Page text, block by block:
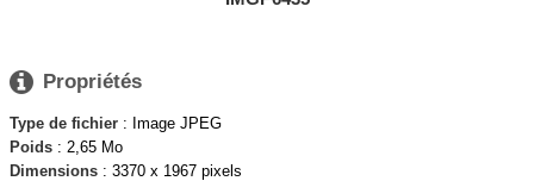
 Propriétés
Type de fichier : Image JPEG
Poids : 2,65 Mo
Dimensions : 3370 x 1967 pixels